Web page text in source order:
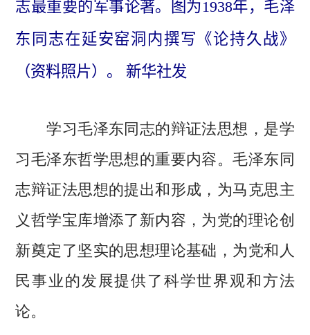
志最重要的军事论著。图为1938年，毛泽
东同志在延安窑洞内撰写《论持久战》
（资料照片）。 新华社发
学习毛泽东同志的辩证法思想，是学
习毛泽东哲学思想的重要内容。毛泽东同
志辩证法思想的提出和形成，为马克思主
义哲学宝库增添了新内容，为党的理论创
新奠定了坚实的思想理论基础，为党和人
民事业的发展提供了科学世界观和方法
论。